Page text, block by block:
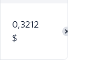
0,3212
$